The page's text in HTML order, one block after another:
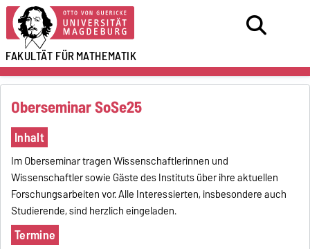
FAKULTÄT FÜRMATHEMATIK
Oberseminar SoSe25
Inhalt
Im Oberseminar tragen Wissenschaftlerinnen und
Wissenschaftler sowie Gäste des Instituts über ihre aktuellen
Forschungsarbeiten vor. Alle Interessierten, insbesondere auch
Studierende, sind herzlich eingeladen.
Termine